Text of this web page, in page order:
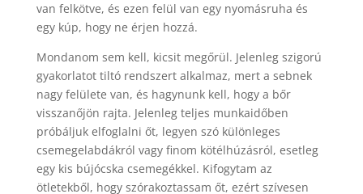
van felkötve, és ezen felül van egy nyomásruha és
egy kúp, hogy ne érjen hozzá.
Mondanom sem kell, kicsit megőrül. Jelenleg szigorú
gyakorlatot tiltó rendszert alkalmaz, mert a sebnek
nagy felülete van, és hagynunk kell, hogy a bőr
visszanőjön rajta. Jelenleg teljes munkaidőben
próbáljuk elfoglalni őt, legyen szó különleges
csemegelabdákról vagy finom kötélhúzásról, esetleg
egy kis bújócska csemegékkel. Kifogytam az
ötletekből, hogy szórakoztassam őt, ezért szívesen